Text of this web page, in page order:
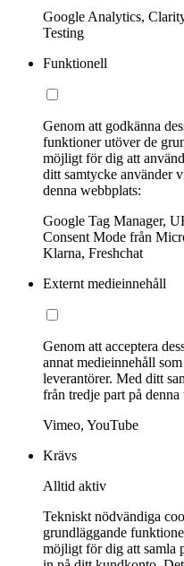
Google Analytics,
Testing
Funktionell
Genom att godkänna
funktioner utöver de
möjligt för dig att
ditt samtycke använder
denna webbplats:
Google Tag Manager,
Consent Mode från
Klarna, Freshchat
Externt medieinnehåll
Genom att acceptera
annat medieinnehåll
leverantörer. Med ditt
från tredje part på denna
Vimeo, YouTube
Krävs
Alltid aktiv
Tekniskt nödvändiga
grundläggande
möjligt för dig att samla